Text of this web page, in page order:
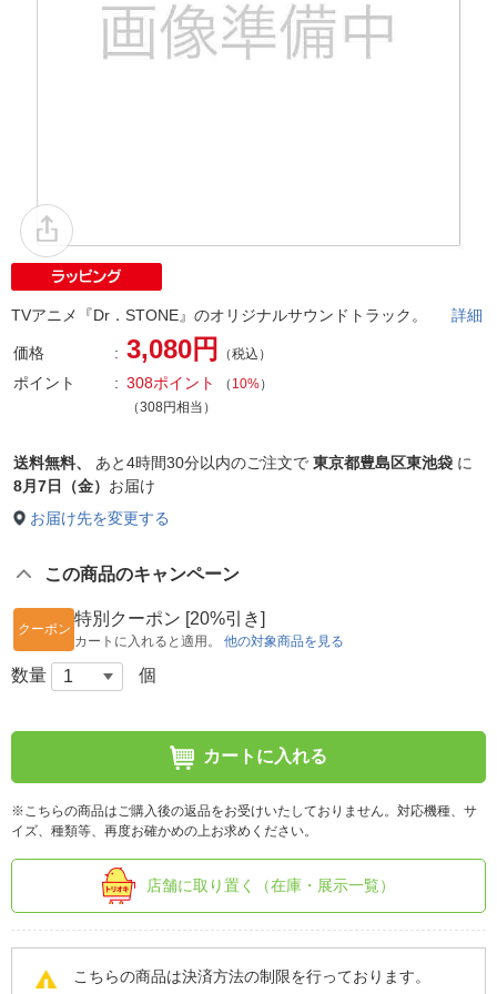
TVアニメ『Dr．STONE』のオリジナルサウンドトラック。 詳細
価格 3,080円 （税込）
ポイント 308ポイント （ 10%）
（308円相当）
送料無料、 あと4時間30分以内のご注文で 東京都豊島区東池袋 に
8月7日（金） お届け
お届け先を変更する
この商品のキャンペーン
クーポン
特別クーポン [20%引き]
カートに入れると適用。 他の対象商品を見る
数量 個
カートに入れる
※こちらの商品はご購入後の返品をお受けいたしておりません。対応機種、サ
イズ、種類等、再度お確かめの上お求めください。
店舗に取り置く（在庫・展示一覧）
こちらの商品は決済方法の制限を行っております。